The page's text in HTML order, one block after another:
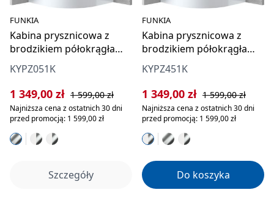
FUNKIA
Kabina prysznicowa z
brodzikiem półokrągła
90x90 cm
KYPZ051K
Cena sprzedaży:
1 349,00 zł Cena regularna:
1 599,00 zł
Najniższa cena z ostatnich 30 dni
przed promocją: 1 599,00 zł
Szczegóły
FUNKIA
Kabina prysznicowa z
brodzikiem półokrągła
90x90 cm
KYPZ451K
Cena sprzedaży:
1 349,00 zł Cena regularna:
1 599,00 zł
Najniższa cena z ostatnich 30 dni
przed promocją: 1 599,00 zł
Do koszyka